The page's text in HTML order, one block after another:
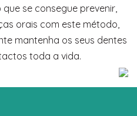
se consegue prevenir,
orais com este método,
mantenha os seus dentes
toda a vida.